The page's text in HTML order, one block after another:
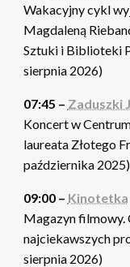
Wakacyjny cykl
Magdaleną
Sztuki i Biblioteki
sierpnia 2026)
07:45 – Zaduszki
Koncert w
laureata Złotego
października 2025)
09:00 – Kinotetka
Magazyn filmowy.
najciekawszych
sierpnia 2026)